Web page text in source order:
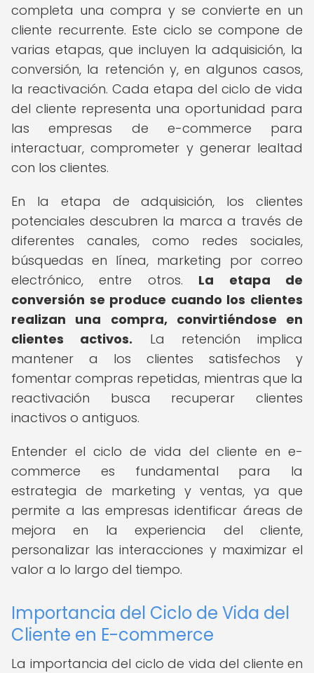
completa una compra y se convierte en un
cliente recurrente. Este ciclo se compone de
varias etapas, que incluyen la adquisición, la
conversión, la retención y, en algunos casos,
la reactivación. Cada etapa del ciclo de vida
del cliente representa una oportunidad para
las empresas de e-commerce para
interactuar, comprometer y generar lealtad
con los clientes.
En la etapa de adquisición, los clientes
potenciales descubren la marca a través de
diferentes canales, como redes sociales,
búsquedas en línea, marketing por correo
electrónico, entre otros. La etapa de
conversión se produce cuando los clientes
realizan una compra, convirtiéndose en
clientes activos. La retención implica
mantener a los clientes satisfechos y
fomentar compras repetidas, mientras que la
reactivación busca recuperar clientes
inactivos o antiguos.
Entender el ciclo de vida del cliente en e-
commerce es fundamental para la
estrategia de marketing y ventas, ya que
permite a las empresas identificar áreas de
mejora en la experiencia del cliente,
personalizar las interacciones y maximizar el
valor a lo largo del tiempo.
Importancia del Ciclo de Vida del
Cliente en E-commerce
La importancia del ciclo de vida del cliente en